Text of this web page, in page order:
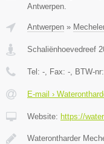
Antwerpen.
Antwerpen »
Schaliënhoevedreef
Tel: -, Fax: -, BTW-nr:
E-mail ›
Website: https://
Waterontharder